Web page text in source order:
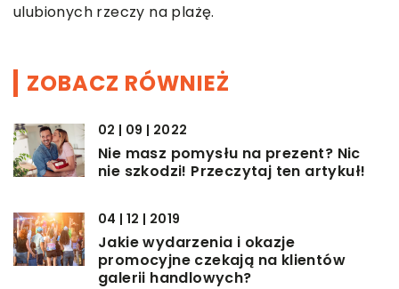
ulubionych rzeczy na plażę.
ZOBACZ RÓWNIEŻ
02 | 09 | 2022
Nie masz pomysłu na prezent? Nic
nie szkodzi! Przeczytaj ten artykuł!
04 | 12 | 2019
Jakie wydarzenia i okazje
promocyjne czekają na klientów
galerii handlowych?